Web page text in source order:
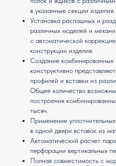
в указанные секции изделия.
Установка распашных и
различных моделей и
с автоматической
конструкции изделия.
Создание комбинированных
конструктивно
профилей и вставки из
Общее количество
построения
тысяч.
Применение
в одной двери вставок из
Автоматический расчет
перфорации вертикальных
Полная совместимость с